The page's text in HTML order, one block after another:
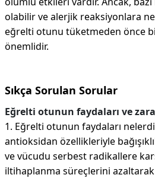
olabilir ve alerjik reaksiyonlara
eğrelti otunu tüketmeden önce
önemlidir.
Sıkça Sorulan Sorular
Eğrelti otunun faydaları ve
1. Eğrelti otunun faydaları
antioksidan özellikleriyle
ve vücudu serbest radikallere
iltihaplanma süreçlerini azaltarak